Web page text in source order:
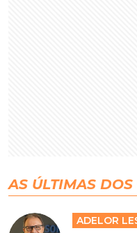
AS ÚLTIMAS DOS
ADELOR